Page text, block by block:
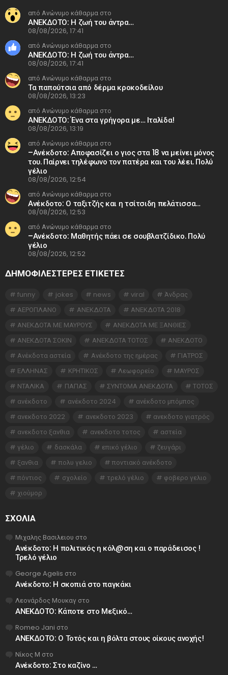
από Ανώνυμο κάθαρμα στο
ΑΝΕΚΔΟΤΟ: Η ζωή του άντρα…
08/08/2026, 17:41
από Ανώνυμο κάθαρμα στο
ΑΝΕΚΔΟΤΟ: Η ζωή του άντρα…
08/08/2026, 17:41
από Ανώνυμο κάθαρμα στο
Τα παπούτσια από δέρμα κροκοδείλου
08/08/2026, 13:23
από Ανώνυμο κάθαρμα στο
ΑΝΕΚΔΟΤΟ: Ένα στα γρήγορα με… Ιταλίδα!
08/08/2026, 13:19
από Ανώνυμο κάθαρμα στο
–Ανέκδοτο: Αποφασίζει ο γιος στα 18 να μείνει μόνος
του. Παίρνει τηλέφωνο τον πατέρα και του λέει. Πολύ
γέλιο
08/08/2026, 12:54
από Ανώνυμο κάθαρμα στο
Ανέκδοτο: Ο ταξιτζής και η τσίτσιδη πελάτισσα…
08/08/2026, 12:53
από Ανώνυμο κάθαρμα στο
–Ανέκδοτο: Μαθητής πάει σε σουβλατζίδικο. Πολύ
γέλιο
08/08/2026, 12:52
ΔΗΜΟΦΙΛΕΣΤΕΡΕΣ ΕΤΙΚΈΤΕΣ
funny jokes news viral
Άνδρας
ΑΕΡΟΠΛΑΝΟ
ΑΝΕΚΔΟΤΑ
ΑΝΕΚΔΟΤΑ 2018
ΑΝΕΚΔΟΤΑ ΜΕ ΜΑΥΡΟΥΣ
ΑΝΕΚΔΟΤΑ ΜΕ ΞΑΝΘΙΕΣ
ΑΝΕΚΔΟΤΑ ΣΟΚΙΝ
ΑΝΕΚΔΟΤΑ ΤΟΤΟΣ
ΑΝΕΚΔΟΤΟ
Ανέκδοτα αστεία
Ανέκδοτο της ημέρας
ΓΙΑΤΡΟΣ
ΕΛΛΗΝΑΣ
ΚΡΗΤΙΚΟΣ Λεωφορείο
ΜΑΥΡΟΣ
ΝΤΑΛΙΚΑ
ΠΑΠΑΣ ΣΥΝΤΟΜΑ ΑΝΕΚΔΟΤΑ
ΤΟΤΟΣ
ανέκδοτο
ανέκδοτο 2024
ανέκδοτο μπόμπος
ανεκδοτο 2022
ανεκδοτο 2023
ανεκδοτο γιατρός
ανεκδοτο ξανθια
ανεκδοτο τοτος
αστεία
γέλιο
δασκάλα επικό γέλιο
ζευγάρι
ξανθια
πολυ γελιο
ποντιακό ανέκδοτο
πόντιος
σχολείο τρελό γέλιο
φοβερο γελιο
χιούμορ
ΣΧΌΛΙΑ
Μιχαλης Βασιλειου στο
Ανέκδοτο: Η πολιτικός η κόλ@ση και ο παράδεισος !
Τρελό γέλιο
George Agelis στο
Ανέκδοτο: Η σκοπιά στο παγκάκι
Λεονάρδος Μουκαγ στο
ΑΝΕΚΔΟΤΟ: Κάποτε στο Μεξικό…
Romeo Jani στο
ΑΝΕΚΔΟΤΟ: Ο Τοτός και η βόλτα στους οίκους ανοχής!
Νίκος Μ στο
Ανέκδοτο: Στο καζίνο …